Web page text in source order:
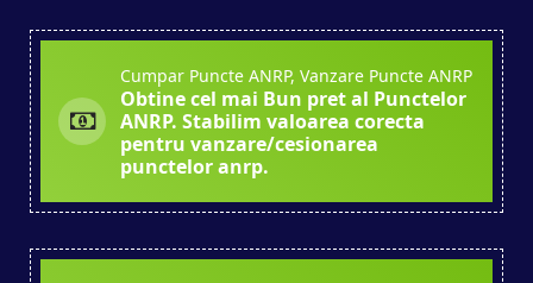
Cumpar Puncte ANRP, Vanzare Puncte ANRP
Obtine cel mai Bun pret al Punctelor
ANRP. Stabilim valoarea corecta
pentru vanzare/cesionarea
punctelor anrp.